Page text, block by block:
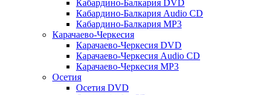
Кабардино-Балкария DVD
Кабардино-Балкария Audio CD
Кабардино-Балкария MP3
Карачаево-Черкесия
Карачаево-Черкесия DVD
Карачаево-Черкесия Audio CD
Карачаево-Черкесия MP3
Осетия
Осетия DVD